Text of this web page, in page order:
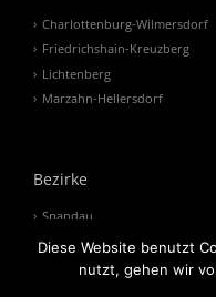
Charlottenburg-Wilmersdorf
Friedrichshain-Kreuzberg
Lichtenberg
Marzahn-Hellersdorf
Bezirke
Spandau
Steglitz-Zehlendorf
Tempelhof-Schöneberg
Diese Website benutzt
nutzt, gehen wir